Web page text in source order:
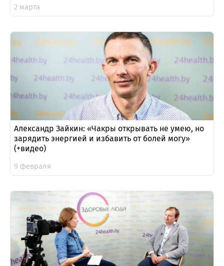
2 марта
Александр Зайкин: «Чакры открывать не умею, но
зарядить энергией и избавить от болей могу»
(+видео)
9 февраля